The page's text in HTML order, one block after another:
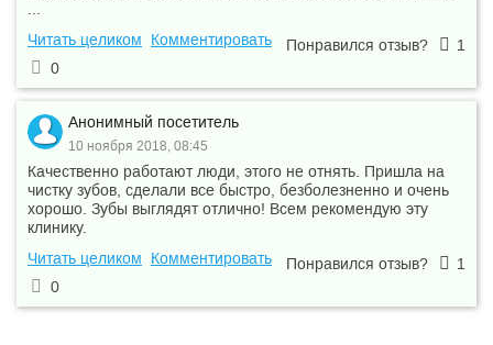
Читать целиком
Комментировать Понравился отзыв?
1
0
Анонимный посетитель
10 ноября 2018, 08:45
Качественно работают люди, этого не отнять. Пришла на
чистку зубов, сделали все быстро, безболезненно и очень
хорошо. Зубы выглядят отлично! Всем рекомендую эту
клинику.
Читать целиком
Комментировать Понравился отзыв?
1
0